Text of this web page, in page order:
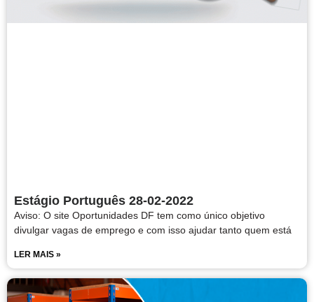
Estágio Português 28-02-2022
Aviso: O site Oportunidades DF tem como único objetivo
divulgar vagas de emprego e com isso ajudar tanto quem está
LER MAIS »